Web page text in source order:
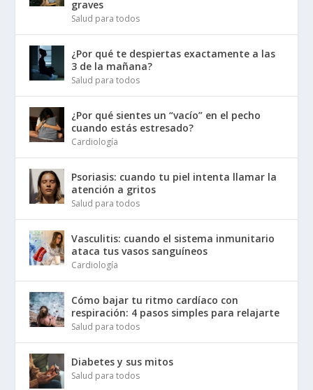
graves
Salud para todos
¿Por qué te despiertas exactamente a las
3 de la mañana?
Salud para todos
¿Por qué sientes un “vacío” en el pecho
cuando estás estresado?
Cardiología
Psoriasis: cuando tu piel intenta llamar la
atención a gritos
Salud para todos
Vasculitis: cuando el sistema inmunitario
ataca tus vasos sanguíneos
Cardiología
Cómo bajar tu ritmo cardíaco con
respiración: 4 pasos simples para relajarte
Salud para todos
Diabetes y sus mitos
Salud para todos